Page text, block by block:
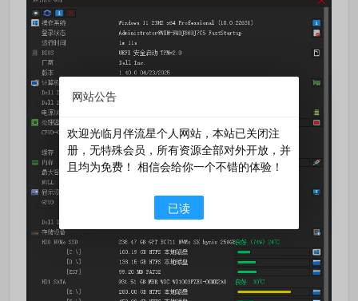
网站公告
欢迎光临月伴流星个人网站，本站已关闭注
册，无特殊会员，所有资源全部对外开放，并
且均为免费！ 相信会给你一个不错的体验！
已读